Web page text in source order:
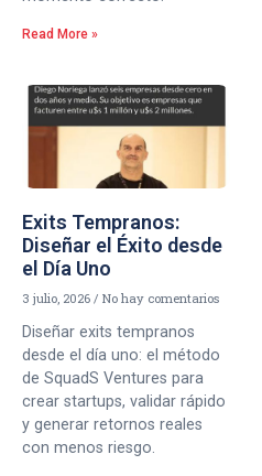
Read More »
Exits Tempranos:
Diseñar el Éxito desde
el Día Uno
3 julio, 2026 No hay comentarios
Diseñar exits tempranos
desde el día uno: el método
de SquadS Ventures para
crear startups, validar rápido
y generar retornos reales
con menos riesgo.